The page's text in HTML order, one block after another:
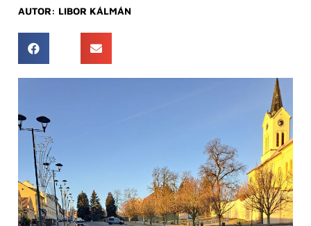
AUTOR: LIBOR KÁLMÁN